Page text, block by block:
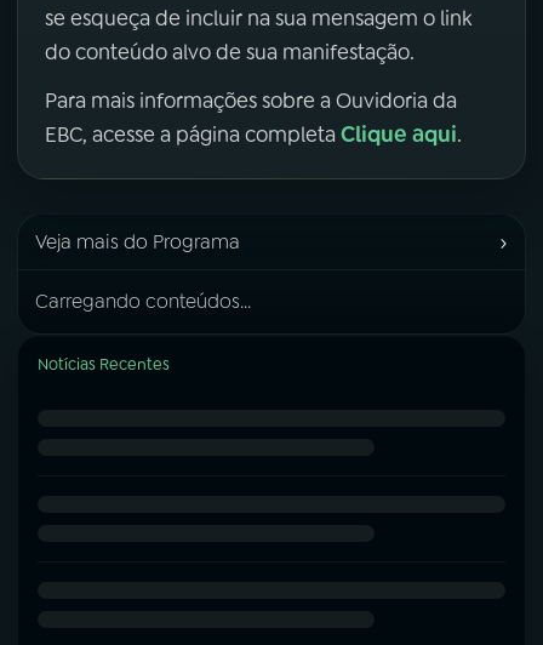
se esqueça de incluir na sua mensagem o link
do conteúdo alvo de sua manifestação.
Para mais informações sobre a Ouvidoria da
EBC, acesse a página completa Clique aqui.
Veja mais do Programa ›
Carregando conteúdos...
Notícias Recentes